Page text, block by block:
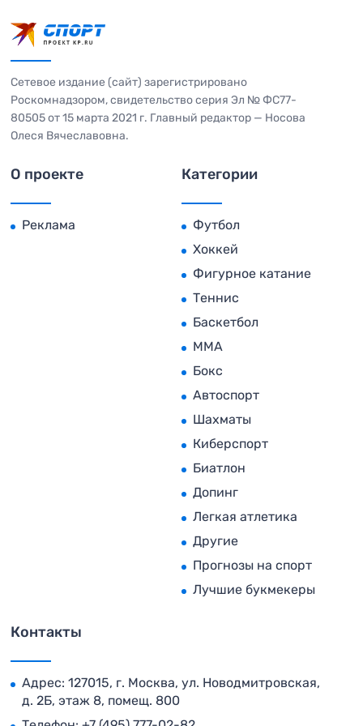
Сетевое издание (сайт) зарегистрировано
Роскомнадзором, свидетельство серия Эл № ФС77-
80505 от 15 марта 2021 г. Главный редактор — Носова
Олеся Вячеславовна.
О проекте
Реклама
Категории
Футбол
Хоккей
Фигурное катание
Теннис
Баскетбол
MMA
Бокс
Автоспорт
Шахматы
Киберспорт
Биатлон
Допинг
Легкая атлетика
Другие
Прогнозы на спорт
Лучшие букмекеры
Контакты
Адрес: 127015, г. Москва, ул. Новодмитровская,
д. 2Б, этаж 8, помещ. 800